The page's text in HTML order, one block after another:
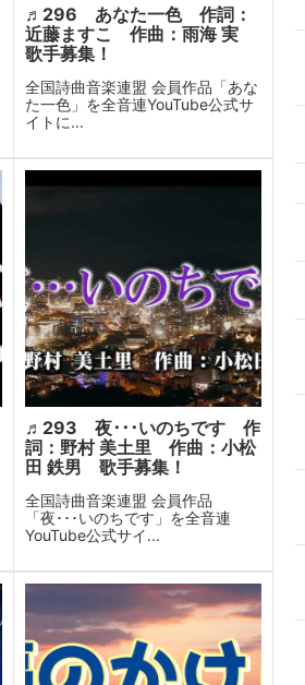
♬296 あなた一色 作詞：
近藤ますこ 作曲：雨海 実
歌手募集！
全国詩曲音楽連盟 会員作品「あな
た一色」を全音連YouTube公式サ
イトに...
♬293 夜･･･いのちです 作
詞：野村 美土里 作曲：小松
田 鉄男 歌手募集！
全国詩曲音楽連盟 会員作品
「夜･･･いのちです」を全音連
YouTube公式サイ...